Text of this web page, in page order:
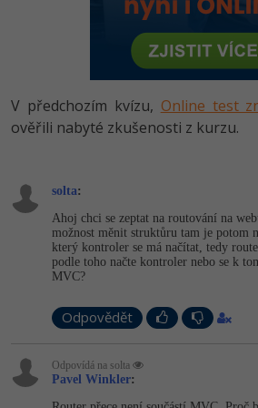
HTML5, CSS3, Bootstrap,
SQL a databáze
Testování a verzování
Spring
Django
Best practices
JavaScript
Python
MySQL/MariaDB
Vývojář mobilních aplikací
Specialista na AI a bigdata
C# Game developer
Systémový administrátor
Grafik / UX/UI návrhář
3D grafik
Databázový analytik
Python -80%
JavaScript -80%
PHP
-80%
Kotlin -80%
-80%
VB.NET
SQL
Návrh SW
V předchozím kvízu, Online test
ověřili nabyté zkušenosti z kurzu.
solta:
Ahoj chci se zeptat na routování na
možnost měnit struktůru tam je potom
který kontroler se má načítat, tedy
podle toho načte kontroler nebo se k
MVC?
Odpovědět
Odpovídá na solta
Pavel Winkler: